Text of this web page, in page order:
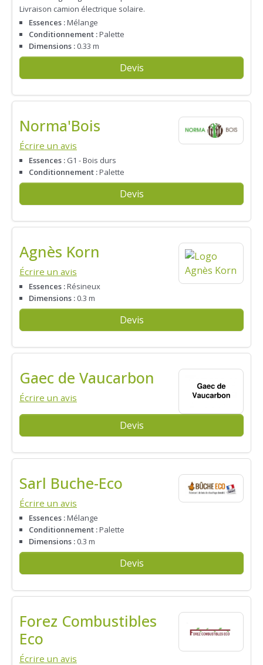
Livraison camion électrique solaire.
Essences :Mélange
Conditionnement :Palette
Dimensions : 0.33 m
Devis
Norma'Bois
Écrire un avis
Essences : G1 - Bois durs
Conditionnement :Palette
Devis
Agnès Korn
Écrire un avis
Essences :Résineux
Dimensions : 0.3 m
Devis
Gaec de Vaucarbon
Écrire un avis
Devis
Sarl Buche-Eco
Écrire un avis
Essences :Mélange
Conditionnement :Palette
Dimensions : 0.3 m
Devis
Forez Combustibles
Eco
Écrire un avis